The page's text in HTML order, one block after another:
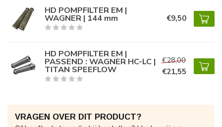
HD POMPFILTER EM |
WAGNER | 144 mm €9,50
HD POMPFILTER EM |
PASSEND : WAGNER HC-LC |
TITAN SPEEFLOW
€28,00
€21,55
VRAGEN OVER DIT PRODUCT?